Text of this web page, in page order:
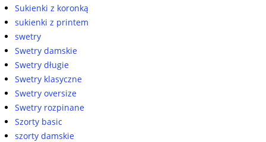
Sukienki z koronką
sukienki z printem
swetry
Swetry damskie
Swetry długie
Swetry klasyczne
Swetry oversize
Swetry rozpinane
Szorty basic
szorty damskie